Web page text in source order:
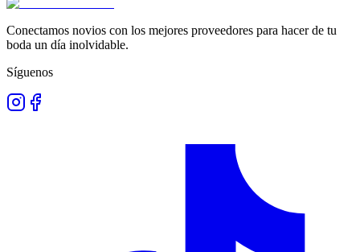
Conectamos novios con los mejores proveedores para hacer de tu
boda un día inolvidable.
Síguenos